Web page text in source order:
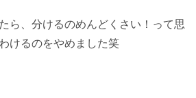
ら、分けるのめんどくさい！って思
けるのをやめました笑